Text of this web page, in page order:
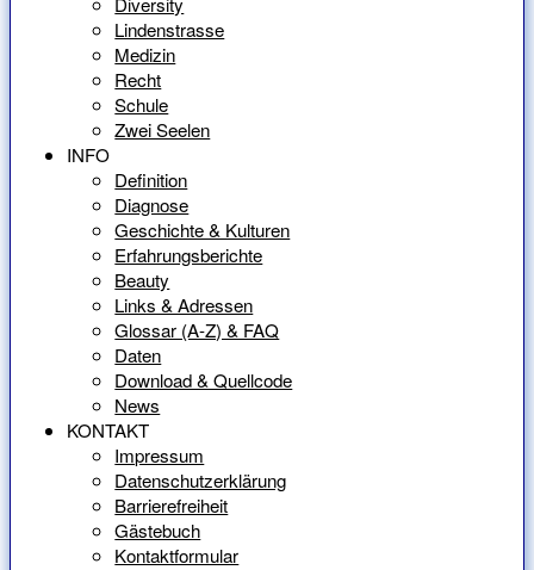
Lindenstrasse
Medizin
Recht
Schule
Zwei Seelen
INFO
Definition
Diagnose
Geschichte & Kulturen
Erfahrungsberichte
Beauty
Links & Adressen
Glossar (A-Z) & FAQ
Daten
Download & Quellcode
News
KONTAKT
Impressum
Datenschutzerklärung
Barrierefreiheit
Gästebuch
Kontaktformular